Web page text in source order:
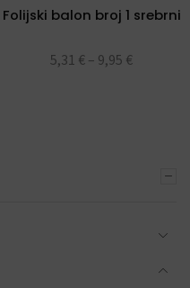
Folijski balon broj 1 srebrni
5,31 € – 9,95 €